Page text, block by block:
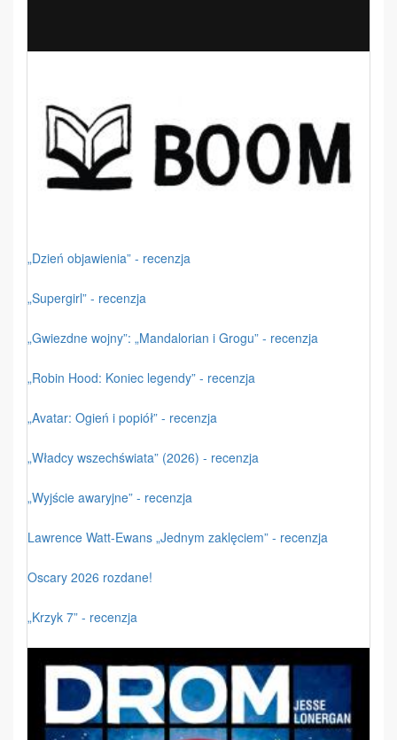
„Dzień objawienia” - recenzja
„Supergirl” - recenzja
„Gwiezdne wojny”: „Mandalorian i Grogu” - recenzja
„Robin Hood: Koniec legendy” - recenzja
„Avatar: Ogień i popiół” - recenzja
„Władcy wszechświata” (2026) - recenzja
„Wyjście awaryjne” - recenzja
Lawrence Watt-Ewans „Jednym zaklęciem” - recenzja
Oscary 2026 rozdane!
„Krzyk 7” - recenzja